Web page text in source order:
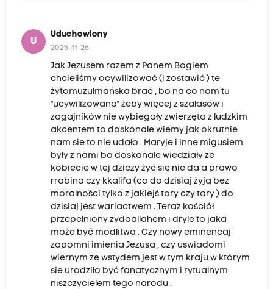
U
Uduchowiony
2025-11-26
Jak Jezusem razem z Panem Bogiem
chcieliśmy ocywilizować (i zostawić ) te
żytomuzułmańska brać , bo na co nam tu
"ucywilizowana" żeby więcej z szałasów i
zagajników nie wybiegały zwierzęta z ludzkim
akcentem to doskonale wiemy jak okrutnie
nam sie to nie udało . Maryje i inne migusiem
były z nami bo doskonale wiedziały ze
kobiecie w tej dziczy żyć się nie da a prawo
rrabina czy kkalifa (co do dzisiaj żyją bez
moralności tylko z jakiejś tory czy tary ) do
dzisiaj jest wariactwem . Teraz kościół
przepełniony zydoallahem i dryle to jaka
może być modlitwa . Czy nowy eminencaj
zapomni imienia Jezusa , czy uswiadomi
wiernym ze wstydem jest w tym kraju w którym
sie urodziło być fanatycznym i rytualnym
niszczycielem tego narodu .